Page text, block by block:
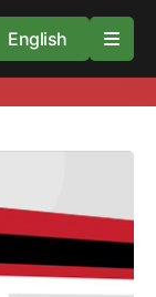
English